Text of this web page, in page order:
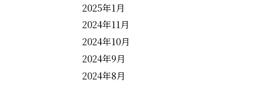
2025年1月
2024年11月
2024年10月
2024年9月
2024年8月